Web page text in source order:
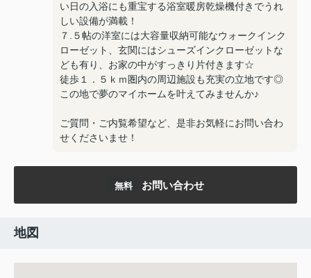
い日の入浴にも重宝する浴室暖房乾燥機付きでうれ
しい設備が満載！
７.５帖の洋室には大容量収納可能なウォークインク
ローゼット、玄関にはシューズインクローゼットな
ども有り、お家の中がすっきり片付きます☆
徒歩１．５ｋｍ圏内の周辺施設も充実の立地です◎
この地で夢のマイホームを叶えてみませんか♪
ご質問・ご内覧希望など、是非お気軽にお問い合わ
せくださいませ！
無料 お問い合わせ
地図